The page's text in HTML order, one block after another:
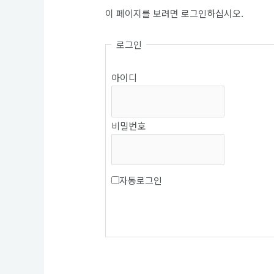
이 페이지를 보려면 로그인하십시오.
로그인
아이디
비밀번호
자동로그인